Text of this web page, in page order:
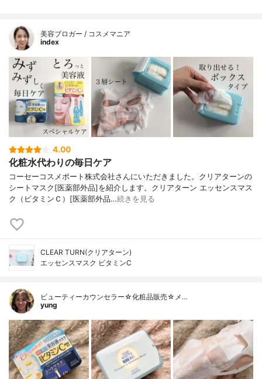
美容ブロガー / コスメマニア
index
4.00
化粧水代わりの毎日ケア
コーセーコスメポート株式会社さんにいただきました。クリアターンの
シートマスク[医薬部外品]を紹介します。クリアターン エッセンスマス
ク（ビタミンＣ）[医薬部外品…続きを見る
CLEAR TURN(クリアターン)
エッセンスマスク ビタミンC
ビューティーカウンセラー☆化粧品販売☆メ…
yung